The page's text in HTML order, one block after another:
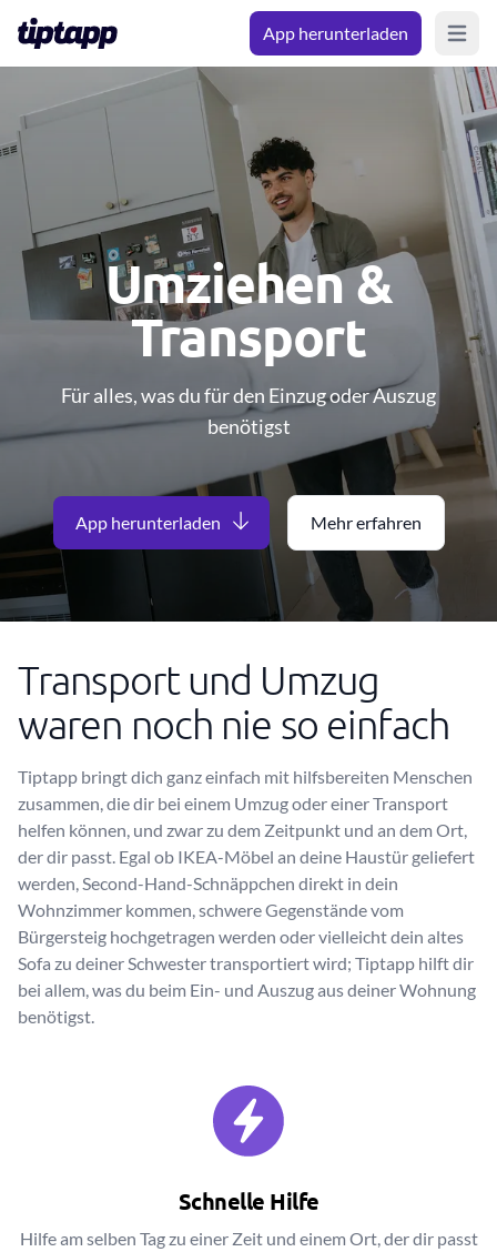
App herunterladen Open
Umziehen &
Transport
Für alles, was du für den Einzug oder Auszug
benötigst
App herunterladen Mehr erfahren
Transport und Umzug
waren noch nie so einfach
Tiptapp bringt dich ganz einfach mit hilfsbereiten Menschen
zusammen, die dir bei einem Umzug oder einer Transport
helfen können, und zwar zu dem Zeitpunkt und an dem Ort,
der dir passt. Egal ob IKEA-Möbel an deine Haustür geliefert
werden, Second-Hand-Schnäppchen direkt in dein
Wohnzimmer kommen, schwere Gegenstände vom
Bürgersteig hochgetragen werden oder vielleicht dein altes
Sofa zu deiner Schwester transportiert wird; Tiptapp hilft dir
bei allem, was du beim Ein- und Auszug aus deiner Wohnung
benötigst.
Schnelle Hilfe
Hilfe am selben Tag zu einer Zeit und einem Ort, der dir passt